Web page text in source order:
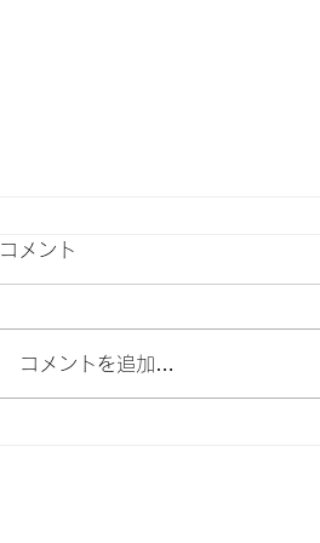
2026年新年のご挨拶
コメント
コメントを追加…